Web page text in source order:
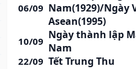
06/09 Nam(1929)/Ngày
Asean(1995)
10/09 Ngày thành lập
Nam
22/09 Tết Trung Thu